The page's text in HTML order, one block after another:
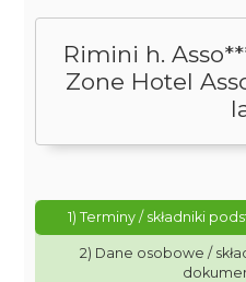
Rimini h.
Zone Hotel
1) Terminy / składniki
2) Dane osobowe /